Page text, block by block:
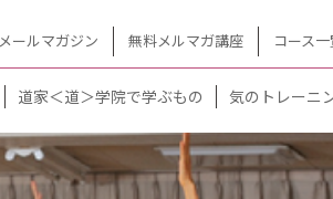
メールマガジン 無料メルマガ講座 コース一
道家＜道＞学院で学ぶもの 気のトレーニ